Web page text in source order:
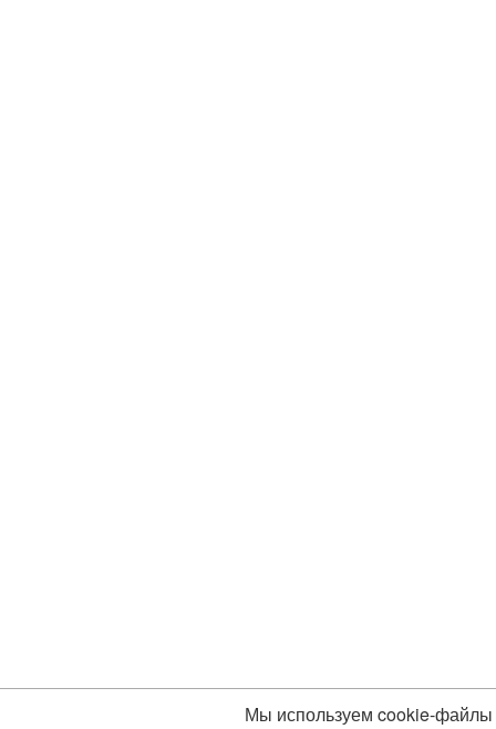
Мы используем cookie-файлы